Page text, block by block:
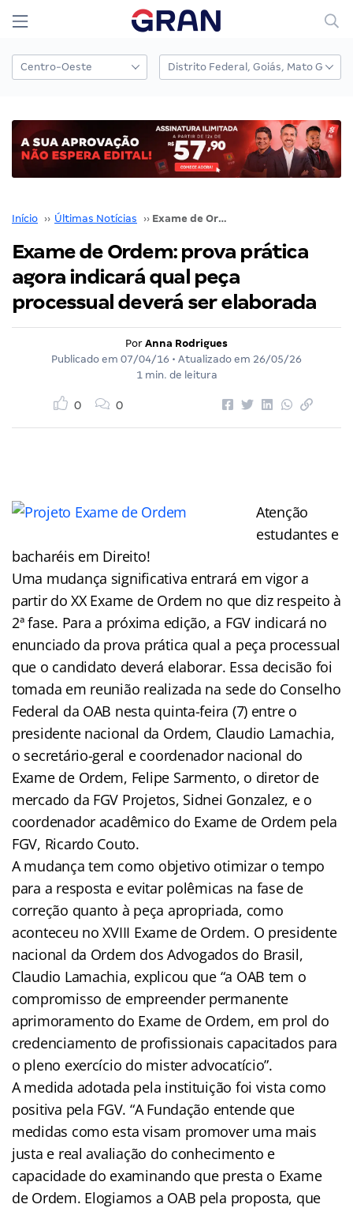
Início ›› Últimas Notícias ›› Exame de Ordem: prova prática agora indicará qual peça processual deverá ser elaborada
Exame de Ordem: prova prática
agora indicará qual peça
processual deverá ser elaborada
Por Anna Rodrigues
Publicado em 07/04/16 • Atualizado em 26/05/26
1 min. de leitura
0 0
Atenção
estudantes e
bacharéis em Direito!
Uma mudança significativa entrará em vigor a
partir do XX Exame de Ordem no que diz respeito à
2ª fase. Para a próxima edição, a FGV indicará no
enunciado da prova prática qual a peça processual
que o candidato deverá elaborar. Essa decisão foi
tomada em reunião realizada na sede do Conselho
Federal da OAB nesta quinta-feira (7) entre o
presidente nacional da Ordem, Claudio Lamachia,
o secretário-geral e coordenador nacional do
Exame de Ordem, Felipe Sarmento, o diretor de
mercado da FGV Projetos, Sidnei Gonzalez, e o
coordenador acadêmico do Exame de Ordem pela
FGV, Ricardo Couto.
A mudança tem como objetivo otimizar o tempo
para a resposta e evitar polêmicas na fase de
correção quanto à peça apropriada, como
aconteceu no XVIII Exame de Ordem. O presidente
nacional da Ordem dos Advogados do Brasil,
Claudio Lamachia, explicou que “a OAB tem o
compromisso de empreender permanente
aprimoramento do Exame de Ordem, em prol do
credenciamento de profissionais capacitados para
o pleno exercício do mister advocatício”.
A medida adotada pela instituição foi vista como
positiva pela FGV. “A Fundação entende que
medidas como esta visam promover uma mais
justa e real avaliação do conhecimento e
capacidade do examinando que presta o Exame
de Ordem. Elogiamos a OAB pela proposta, que